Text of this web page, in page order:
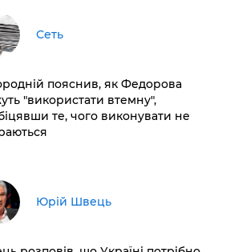
Сеть
пояснив, як Федорова
"використати втемну",
те, чого виконувати не
Юрій Швець